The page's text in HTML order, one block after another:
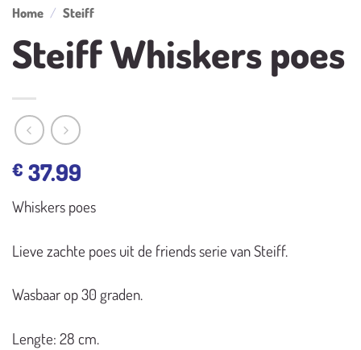
Home / Steiff
Steiff Whiskers poes
€ 37.99
Whiskers poes
Lieve zachte poes uit de friends serie van Steiff.
Wasbaar op 30 graden.
Lengte: 28 cm.